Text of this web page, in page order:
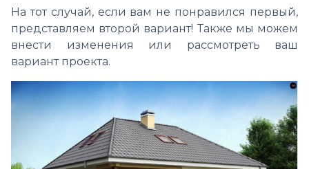
На тот случай, если вам не понравился первый,
представляем второй вариант! Также мы можем
внести изменения или рассмотреть ваш
вариант проекта.